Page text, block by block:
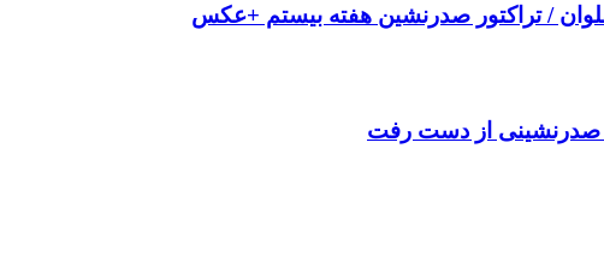
/ تراکتور صدرنشین هفته بیستم +عکس
صدرنشینی از دست رفت